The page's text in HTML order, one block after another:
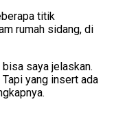
titik
rumah sidang, di
bisa saya jelaskan.
yang insert ada